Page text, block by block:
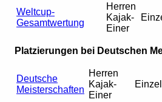
Weltcup-
Gesamtwertung
Herren
Kajak-
Einer
Platzierungen bei Deutschen
Deutsche
Meisterschaften
Herren
Kajak-
Einer
Einzel